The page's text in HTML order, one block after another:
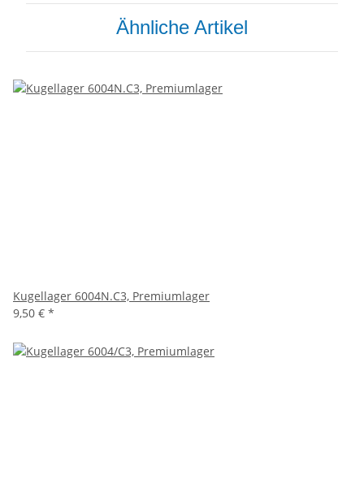
Ähnliche Artikel
Kugellager 6004N.C3, Premiumlager
9,50 € *